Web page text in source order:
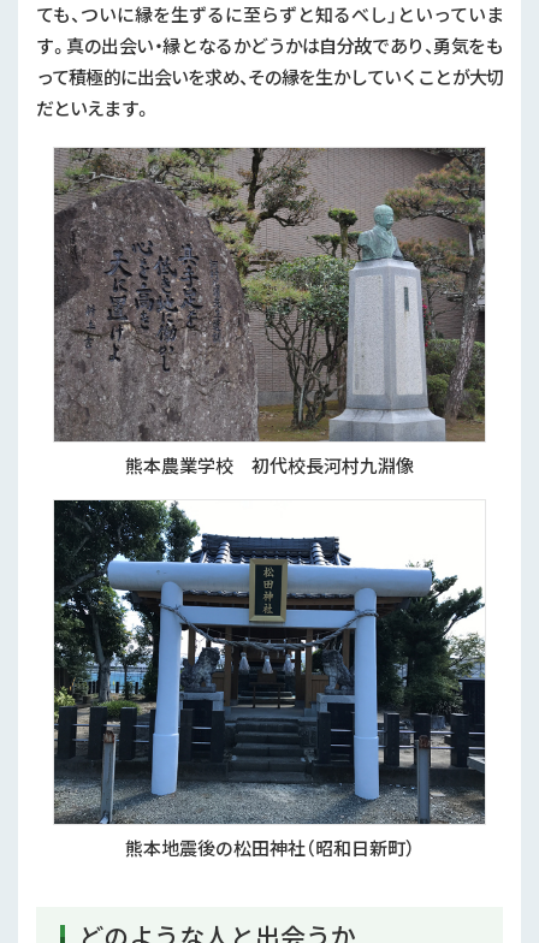
ても、ついに縁を生ずるに至らずと知るべし」といっていま
す。真の出会い・縁となるかどうかは自分故であり、勇気をも
って積極的に出会いを求め、その縁を生かしていくことが大切
だといえます。
熊本農業学校 初代校長河村九淵像
熊本地震後の松田神社（昭和日新町）
どのような人と出会うか